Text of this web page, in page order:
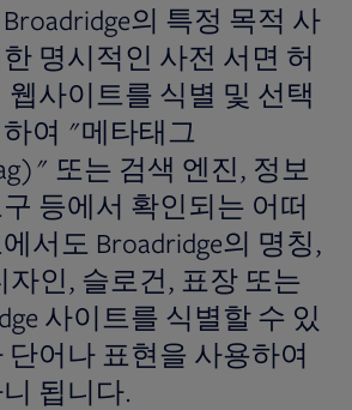
의 특정 목적 사
명시적인 사전 서면 허
웹사이트를 식별 및 선택
여 "메타태그
또는 검색 엔진, 정보
등에서 확인되는 어떠
서도 Broadridge의 명칭,
자인, 슬로건, 표장 또는
사이트를 식별할 수 있
단어나 표현을 사용하여
됩니다.